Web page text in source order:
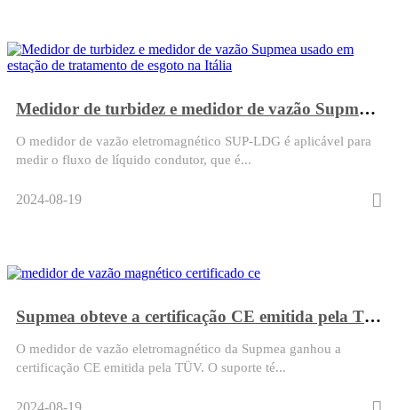
Medidor de turbidez e medidor de vazão Supmea usado em estação de tratamento de esgoto na Itália
O medidor de vazão eletromagnético SUP-LDG é aplicável para
medir o fluxo de líquido condutor, que é...
2024-08-19
Supmea obteve a certificação CE emitida pela TÜV
O medidor de vazão eletromagnético da Supmea ganhou a
certificação CE emitida pela TÜV. O suporte té...